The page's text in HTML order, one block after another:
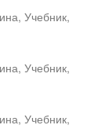
Учебник,
Учебник,
Учебник,